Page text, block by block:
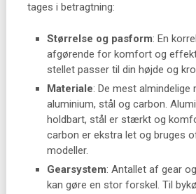
tages i betragtning:
Størrelse og pasform: En
afgørende for komfort og
stellet passer til din højde og
Materiale: De mest almindelige
aluminium, stål og carbon.
holdbart, stål er stærkt og
carbon er ekstra let og bruges
modeller.
Gearsystem: Antallet af gear
kan gøre en stor forskel. Til